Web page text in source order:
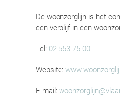
De woonzorglijn is het
een verblijf in een
Tel: 02 553 75 00
Website:
E-mail: